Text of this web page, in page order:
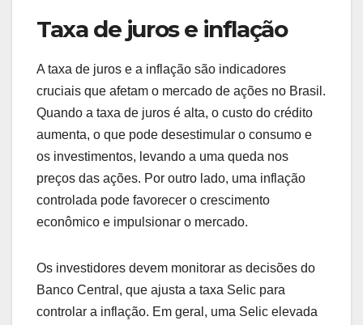
Taxa de juros e inflação
A taxa de juros e a inflação são indicadores
cruciais que afetam o mercado de ações no Brasil.
Quando a taxa de juros é alta, o custo do crédito
aumenta, o que pode desestimular o consumo e
os investimentos, levando a uma queda nos
preços das ações. Por outro lado, uma inflação
controlada pode favorecer o crescimento
econômico e impulsionar o mercado.
Os investidores devem monitorar as decisões do
Banco Central, que ajusta a taxa Selic para
controlar a inflação. Em geral, uma Selic elevada